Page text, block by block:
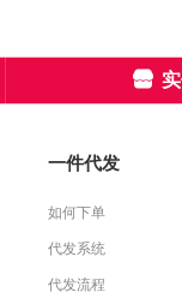
一件代发
如何下单
代发系统
代发流程